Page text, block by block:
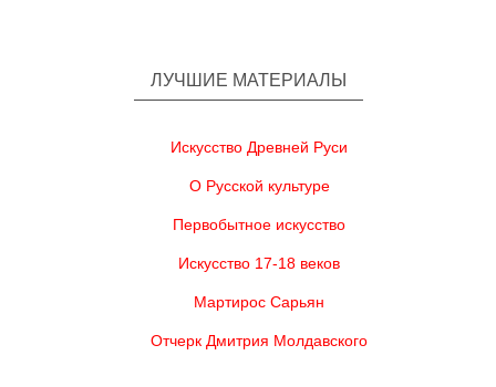
ЛУЧШИЕ МАТЕРИАЛЫ
Искусство Древней Руси
О Русской культуре
Первобытное искусство
Искусство 17-18 веков
Мартирос Сарьян
Отчерк Дмитрия Молдавского